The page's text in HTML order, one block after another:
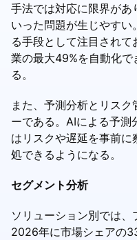
手法では対応に限界があ
いった問題が生じやす
る手段として注目され
業の最大49%を自動化
る。
また、予測分析とリス
ーである。AIによる予測
はリスクや遅延を事前
処できるようになる。
セグメント分析
ソリューション別では
2026年に市場シェアの